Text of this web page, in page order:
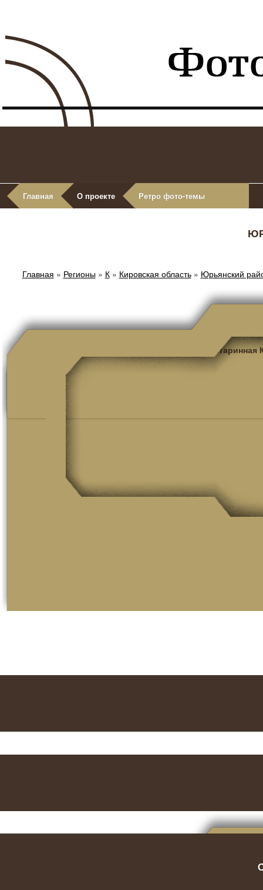
Главная О проекте Ретро фото-темы
Главная » Регионы» К» Кировская область» Юрьянский